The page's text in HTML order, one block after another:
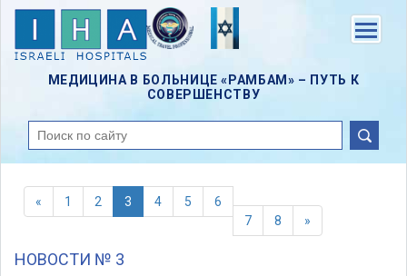
Skip
content
МЕДИЦИНА В БОЛЬНИЦЕ «РАМБАМ» – ПУТЬ К
СОВЕРШЕНСТВУ
поиск
« 1 2 3 4 5
6
7
8 »
НОВОСТИ № 3